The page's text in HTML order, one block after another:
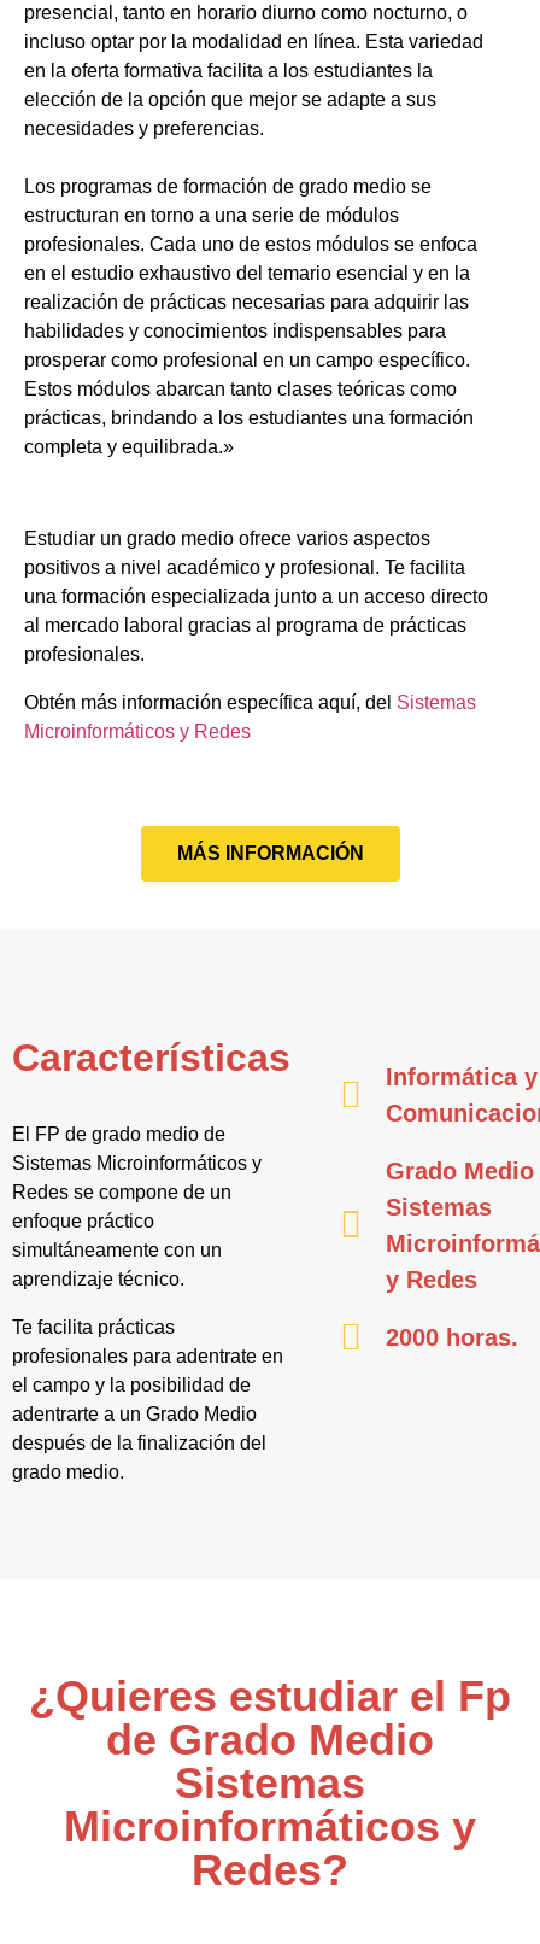
presencial, tanto en horario diurno como nocturno, o
incluso optar por la modalidad en línea. Esta variedad
en la oferta formativa facilita a los estudiantes la
elección de la opción que mejor se adapte a sus
necesidades y preferencias.
Los programas de formación de grado medio se
estructuran en torno a una serie de módulos
profesionales. Cada uno de estos módulos se enfoca
en el estudio exhaustivo del temario esencial y en la
realización de prácticas necesarias para adquirir las
habilidades y conocimientos indispensables para
prosperar como profesional en un campo específico.
Estos módulos abarcan tanto clases teóricas como
prácticas, brindando a los estudiantes una formación
completa y equilibrada.»
Estudiar un grado medio ofrece varios aspectos
positivos a nivel académico y profesional. Te facilita
una formación especializada junto a un acceso directo
al mercado laboral gracias al programa de prácticas
profesionales.
Obtén más información específica aquí, del Sistemas
Microinformáticos y Redes
MÁS INFORMACIÓN
Características
El FP de grado medio de
Sistemas Microinformáticos y
Redes se compone de un
enfoque práctico
simultáneamente con un
aprendizaje técnico.
Te facilita prácticas
profesionales para adentrate en
el campo y la posibilidad de
adentrarte a un Grado Medio
después de la finalización del
grado medio.
Informática y
Grado Medio
Sistemas
y Redes
2000 horas.
¿Quieres estudiar el Fp
de Grado Medio
Sistemas
Microinformáticos y
Redes?